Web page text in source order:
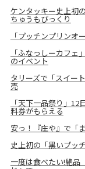
ケンタッキー史上初
ちゅうもびっくり
「プッチンプリンオ
「ふなっしーカフ
のイベント
タリーズで「スイー
売
「天下一品祭り」
料券がもらえる
安っ！『庄や』で「
史上初の「黒いプッ
一度は食べたい!絶品